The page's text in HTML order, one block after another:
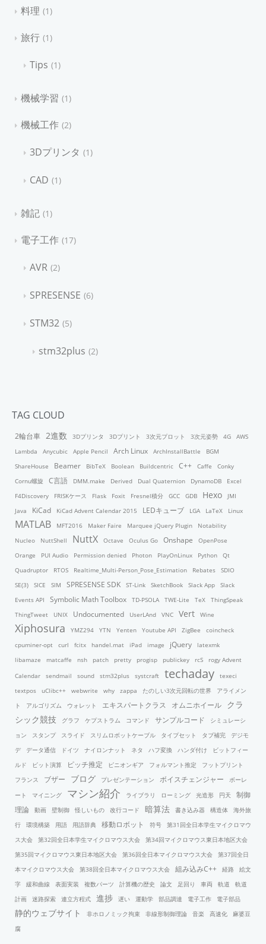
料理 1
旅行 1
Tips 1
機械学習 1
機械工作 2
3Dプリンタ 1
CAD 1
雑記 1
電子工作 17
AVR 2
SPRESENSE 6
STM32 5
stm32plus 2
TAG CLOUD
2輪台車 2進数 3Dプリンタ 3Dプリント 3次元プロット 3次元姿勢 4G
AWS
Lambda
Anycubic Apple Pencil Arch Linux ArchInstallBattle
BGM
ShareHouse
Beamer BibTeX Boolean Buildcentric C++ Caffe
Conky
Cornu螺旋
C言語 DMM.make Derived Dual Quaternion DynamoDB
Excel
F4Discovery
FRISKケース Flask Foxit Fresnel積分 GCC GDB Hexo
JMI
Java
KiCad KiCad Advent Calendar 2015 LEDキューブ LGA LaTeX Linux
MATLAB MFT2016 Maker Faire Marquee jQuery Plugin
Notability
Nucleo
NuttShell NuttX Octave Oculus Go Onshape
OpenPose
Orange
PUI Audio Permission denied Photon PlayOnLinux Python
Qt
Quadruptor
RTOS Realtime_Multi-Person_Pose_Estimation Rebates
SDIO
SE(3)
SICE SIM SPRESENSE SDK ST-Link SketchBook Slack App
Slack
Events API
Symbolic Math Toolbox TD-PSOLA TWE-Lite TeX
ThingSpeak
ThingTweet
UNIX Undocumented UserLAnd VNC Vert Wine
Xiphosura YMZ294 YTN Yenten Youtube API ZigBee
coincheck
cpuminer-opt
curl fcitx handel.mat iPad image jQuery
latexmk
libamaze
matcaffe nsh patch pretty progisp publickey rcS
rogy Advent
Calendar
sendmail sound stm32plus systcraft techaday
texeci
textpos
uClibc++ webwrite why zappa たのしい3次元回転の世界
アライメン
ト
アルゴリズム ウォレット エキスパートクラス オムニホイール クラ
シック競技
グラフ ケプストラム コマンド サンプルコード
シミュレーシ
ョン
スタンプ スライド スリムロボットケーブル タイプセット タブ補完
デジモ
デ
データ通信 ドイツ ナイロンナット ネタ ハフ変換 ハンダ付け
ビットフィー
ルド
ビット演算 ピッチ推定 ピニオンギア フォルマント推定
フットプリント
フランス
ブザー ブログ プレゼンテーション ボイスチェンジャー
ボーレ
ート
マイニング マシン紹介 ライブラリ ローミング 光造形 円天
制御
理論
動画 壁制御 怪しいもの 改行コード 暗算法 書き込み器 構造体
海外旅
行
環境構築 用語 用語辞典 移動ロボット 符号
第31回全日本学生マイクロマウ
ス大会
第32回全日本学生マイクロマウス大会
第34回マイクロマウス東日本地区大会
第35回マイクロマウス東日本地区大会
第36回全日本マイクロマウス大会
第37回全日
本マイクロマウス大会
第38回全日本マイクロマウス大会 組み込みC++ 経路
絵文
字
緩和曲線 表面実装 複数パーツ 計算機の歴史 論文 足回り 車両 軌道
軌道
計画
迷路探索 連立方程式 進捗 遅い 運動学 部品調達 電子工作 電子部品
静的ウェブサイト 非ホロノミック拘束 非線形制御理論 音楽 高速化
麻婆豆
腐